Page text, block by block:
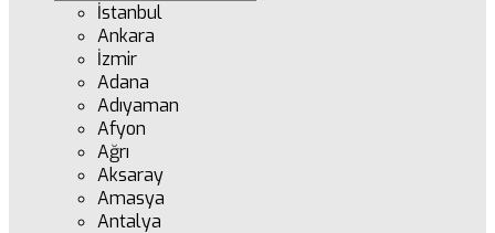
İstanbul
Ankara
İzmir
Adana
Adıyaman
Afyon
Ağrı
Aksaray
Amasya
Antalya